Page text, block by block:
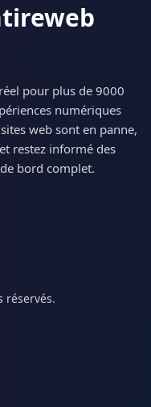
pour plus de 9000
numériques
web sont en panne,
restez informé des
bord complet.
réservés.